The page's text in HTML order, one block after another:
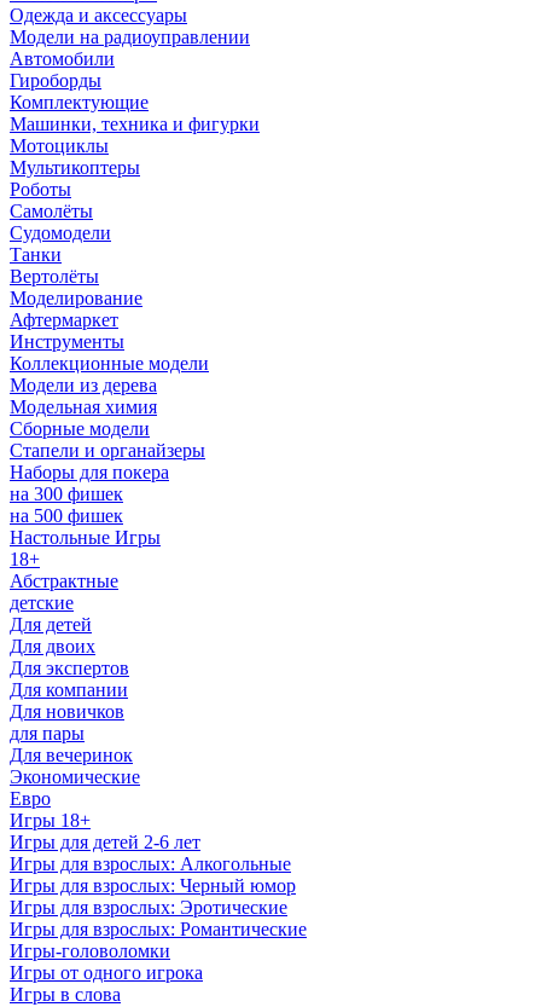
Одежда и аксессуары
Модели на радиоуправлении
Автомобили
Гироборды
Комплектующие
Машинки, техника и фигурки
Мотоциклы
Мультикоптеры
Роботы
Самолёты
Судомодели
Танки
Вертолёты
Моделирование
Афтермаркет
Инструменты
Коллекционные модели
Модели из дерева
Модельная химия
Сборные модели
Стапели и органайзеры
Наборы для покера
на 300 фишек
на 500 фишек
Настольные Игры
18+
Абстрактные
детские
Для детей
Для двоих
Для экспертов
Для компании
Для новичков
для пары
Для вечеринок
Экономические
Евро
Игры 18+
Игры для детей 2-6 лет
Игры для взрослых: Алкогольные
Игры для взрослых: Черный юмор
Игры для взрослых: Эротические
Игры для взрослых: Романтические
Игры-головоломки
Игры от одного игрока
Игры в слова